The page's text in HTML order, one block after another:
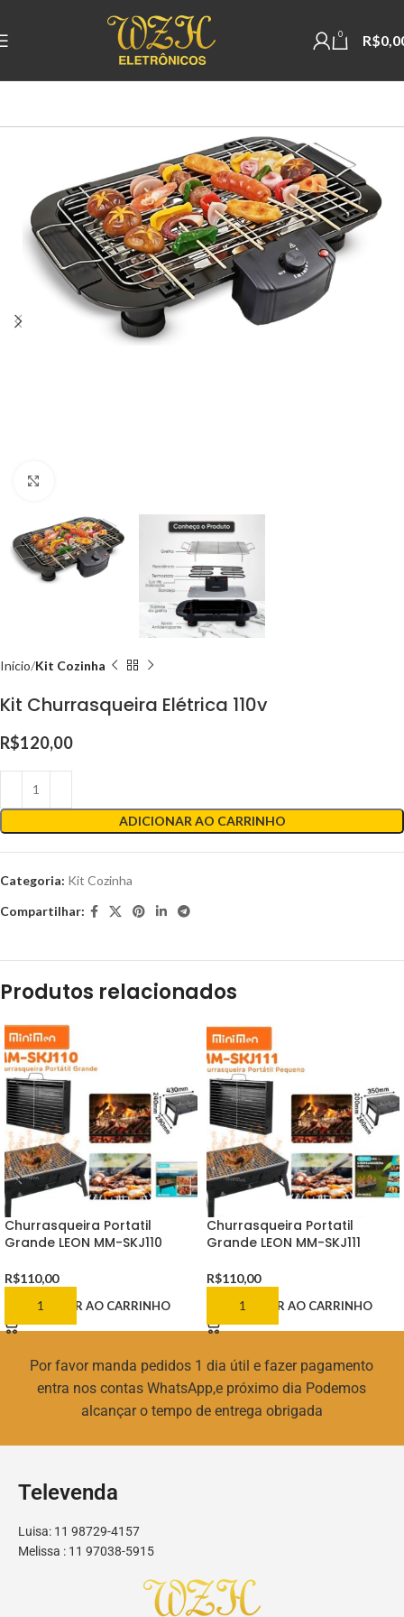
0 R$
Início Kit Cozinha
Kit Churrasqueira Elétrica 110v
R$120,00
ADICIONAR AO CARRINHO
Categoria: Kit Cozinha
Compartilhar:
Produtos relacionados
Churrasqueira Portatil
Grande LEON MM-SKJ110
R$110,00
ADICIONAR AO CARRINHO
Churrasqueira Portatil
Grande LEON MM-SKJ111
R$110,00
ADICIONAR AO CARRINHO
Por favor manda pedidos 1 dia útil e fazer pagamento
entra nos contas WhatsApp,e próximo dia Podemos
alcançar o tempo de entrega obrigada
Televenda
Luisa: 11 98729-4157
Melissa : 11 97038-5915